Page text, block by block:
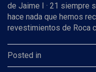
de Jaime I · 21 siempre
hace nada que hemos
revestimientos de Roca
Posted in